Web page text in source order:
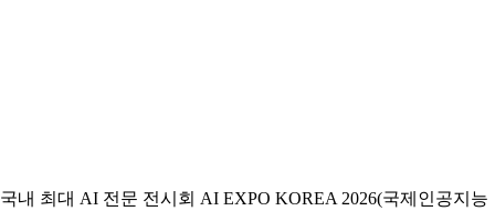
국내 최대 AI 전문 전시회 AI EXPO KOREA 2026(국제인공지능